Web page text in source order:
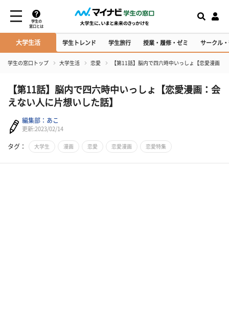
学生の
窓口とは
大学生活 学生トレンド 学生旅行 授業・履修・ゼミ サークル
学生の窓口トップ 大学生活 恋愛 【第11話】脳内で四六時中いっしょ【恋愛漫画：
【第11話】脳内で四六時中いっしょ【恋愛漫画：会
えない人に片想いした話】
編集部：あこ
更新:2023/02/14
タグ： 大学生 漫画 恋愛 恋愛漫画 恋愛特集